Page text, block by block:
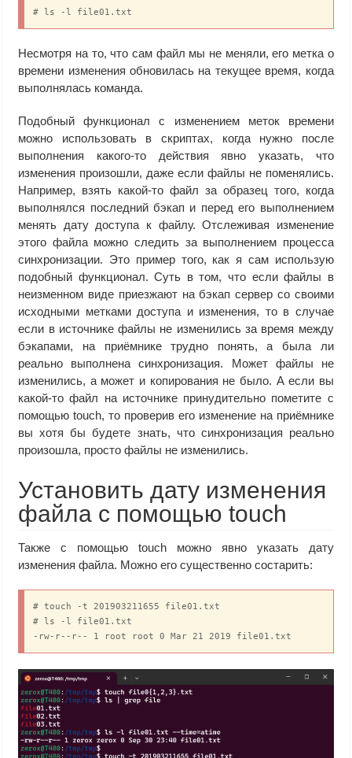
# ls -l file01.txt
Несмотря на то, что сам файл мы не меняли, его метка о
времени изменения обновилась на текущее время, когда
выполнялась команда.
Подобный функционал с изменением меток времени
можно использовать в скриптах, когда нужно после
выполнения какого-то действия явно указать, что
изменения произошли, даже если файлы не поменялись.
Например, взять какой-то файл за образец того, когда
выполнялся последний бэкап и перед его выполнением
менять дату доступа к файлу. Отслеживая изменение
этого файла можно следить за выполнением процесса
синхронизации. Это пример того, как я сам использую
подобный функционал. Суть в том, что если файлы в
неизменном виде приезжают на бэкап сервер со своими
исходными метками доступа и изменения, то в случае
если в источнике файлы не изменились за время между
бэкапами, на приёмнике трудно понять, а была ли
реально выполнена синхронизация. Может файлы не
изменились, а может и копирования не было. А если вы
какой-то файл на источнике принудительно пометите с
помощью touch, то проверив его изменение на приёмнике
вы хотя бы будете знать, что синхронизация реально
произошла, просто файлы не изменились.
Установить дату изменения
файла с помощью touch
Также с помощью touch можно явно указать дату
изменения файла. Можно его существенно состарить:
# touch -t 201903211655 file01.txt
# ls -l file01.txt
-rw-r--r-- 1 root root 0 Mar 21 2019 file01.txt